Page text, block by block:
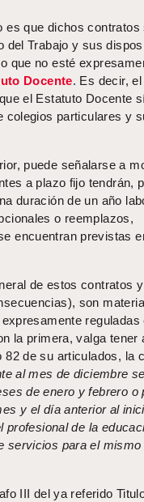
es que dichos contratos
del Trabajo y sus
que no esté
Docente. Es decir,
el Estatuto Docente
colegios particulares y
puede señalarse a
a plazo fijo tendrán,
duración de un año
o reemplazos,
encuentran previstas
de estos contratos
son
reguladas
la primera, valga tener
82 de su articulados, la
al mes de diciembre
de enero y febrero o
y el día anterior al
de la
servicios para el mismo
III del ya referido